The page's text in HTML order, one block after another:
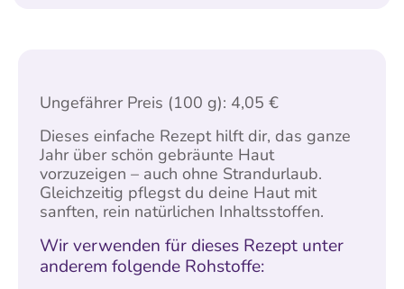
Ungefährer Preis (100 g): 4,05 €
Dieses einfache Rezept hilft dir, das ganze
Jahr über schön gebräunte Haut
vorzuzeigen – auch ohne Strandurlaub.
Gleichzeitig pflegst du deine Haut mit
sanften, rein natürlichen Inhaltsstoffen.
Wir verwenden für dieses Rezept unter
anderem folgende Rohstoffe: